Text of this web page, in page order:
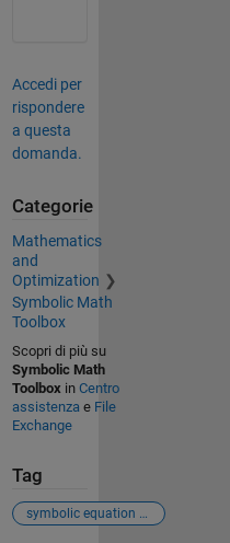
Accedi per
rispondere
a questa
domanda.
Categorie
Mathematics
and
Optimization
Symbolic Math
Toolbox
Scopri di più su
Symbolic Math
Toolboxin Centro
assistenzae File
Exchange
Tag
symbolic equation addition sum